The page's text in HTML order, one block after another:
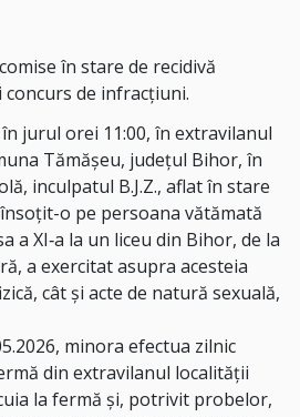
în stare de recidivă
de infracţiuni.
în jurul orei 11:00, în extravilanul
Tămăşeu, județul Bihor, în
inculpatul B.J.Z., aflat în stare
o pe persoana vătămată
a XI‑a la un liceu din Bihor, de la
a exercitat asupra acesteia
cât şi acte de natură sexuală,
minora efectua zilnic
din extravilanul localităţii
la fermă şi, potrivit probelor,